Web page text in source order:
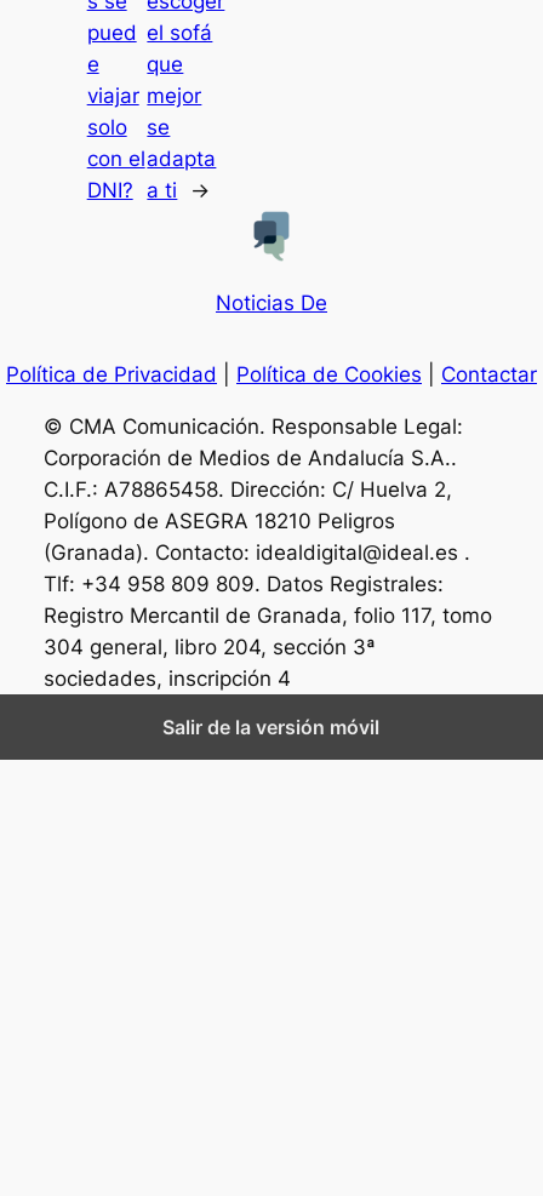
pued
e
viajar
solo
con el
DNI?
el sofá
que
mejor
se
adapta
a ti
→
Noticias De
Política de Privacidad Política de Cookies Contactar
© CMA Comunicación. Responsable Legal:
Corporación de Medios de Andalucía S.A..
C.I.F.: A78865458. Dirección: C/ Huelva 2,
Polígono de ASEGRA 18210 Peligros
(Granada). Contacto: idealdigital@ideal.es .
Tlf: +34 958 809 809. Datos Registrales:
Registro Mercantil de Granada, folio 117, tomo
304 general, libro 204, sección 3ª
sociedades, inscripción 4
Salir de la versión móvil